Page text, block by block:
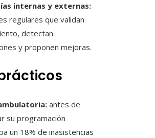
internas y externas:
regulares que validan
detectan
y proponen mejoras.
antes de
su programación
un 18% de inasistencias